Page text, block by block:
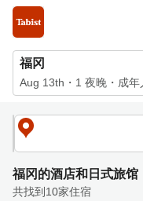
福冈
Aug 13th ・ 1 夜晚 ・ 成年
福冈的酒店和日式旅馆
共找到10家住宿
福冈的住宿列表| 福冈的